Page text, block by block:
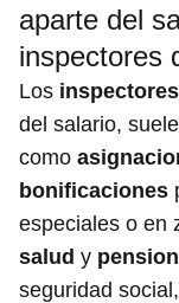
aparte del
inspectores
Los
del salario,
como
bonificaciones
especiales o en
salud y
seguridad